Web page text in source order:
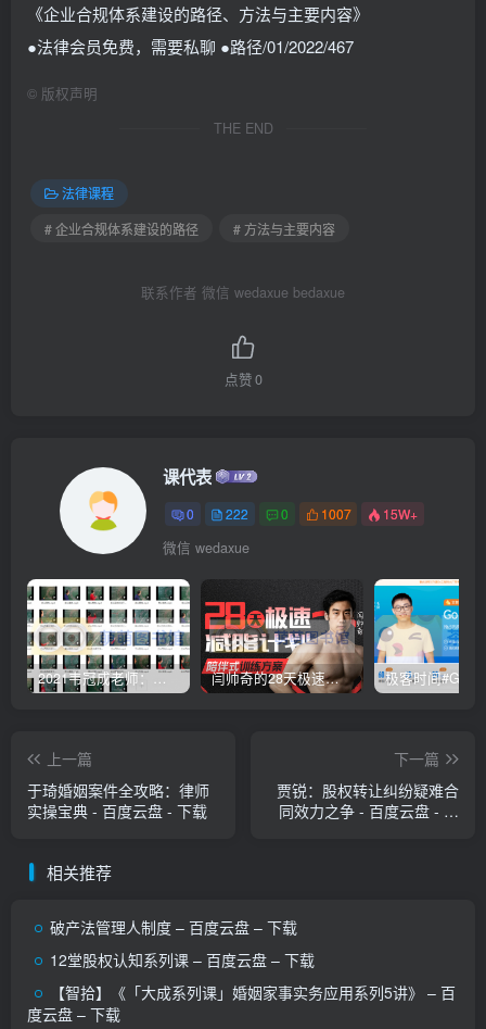
《企业合规体系建设的路径、方法与主要内容》
●法律会员免费，需要私聊 ●路径/01/2022/467
© 版权声明
THE END
法律课程
# 企业合规体系建设的路径
# 方法与主要内容
联系作者 微信 wedaxue bedaxue
点赞0
课代表
0 222 0 1007 15W+
微信 wedaxue
2021韦冠成老师：韦氏天星风水《秘传二十四山吉凶占断要法》 – 百度云盘 – 下载 闫帅奇的28天极速减脂计划 – 网盘分享 – 下载
上一篇
于琦婚姻案件全攻略：律师
实操宝典 - 百度云盘 - 下载
下一篇
贾锐：股权转让纠纷疑难合
同效力之争 - 百度云盘 - 下
相关推荐
破产法管理人制度 – 百度云盘 – 下载
12堂股权认知系列课 – 百度云盘 – 下载
【智拾】《「大成系列课」婚姻家事实务应用系列5讲》 – 百
度云盘 – 下载